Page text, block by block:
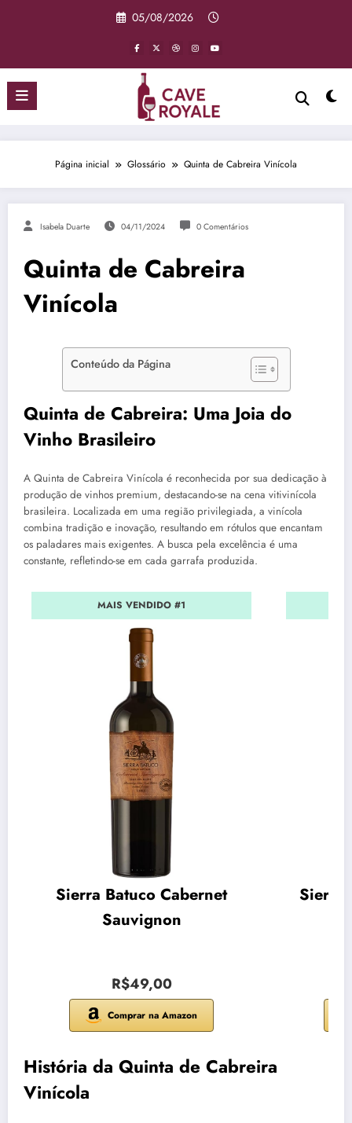
05/08/2026
Página inicial Glossário Quinta de Cabreira Vinícola
Isabela Duarte 04/11/2024 0 Comentários
Quinta de Cabreira
Vinícola
Conteúdo da Página
Quinta de Cabreira: Uma Joia do
Vinho Brasileiro
A Quinta de Cabreira Vinícola é reconhecida por sua dedicação à
produção de vinhos premium, destacando-se na cena vitivinícola
brasileira. Localizada em uma região privilegiada, a vinícola
combina tradição e inovação, resultando em rótulos que encantam
os paladares mais exigentes. A busca pela excelência é uma
constante, refletindo-se em cada garrafa produzida.
MAIS VENDIDO #1
Sierra Batuco Cabernet
Sauvignon
R$49,00
Comprar na Amazon
Sierra
História da Quinta de Cabreira
Vinícola